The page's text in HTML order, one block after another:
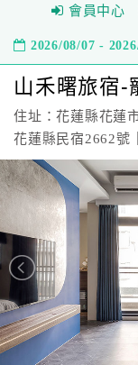
會員中心
2026/08/07 -
山禾曙旅宿-
住址：花蓮縣花蓮
花蓮縣民宿2662號